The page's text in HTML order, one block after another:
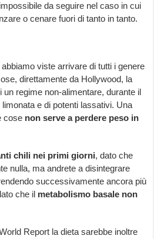
da seguire nel caso in cui
o cenare fuori di tanto in tanto.
viste arrivare di tutti i genere
direttamente da Hollywood, la
un regime non-alimentare, durante il
e di potenti lassativi. Una
cose non serve a perdere peso in
chili nei primi giorni, dato che
nulla, ma andrete a disintegrare
successivamente ancora più
che il metabolismo basale non
Report la dieta sarebbe inoltre